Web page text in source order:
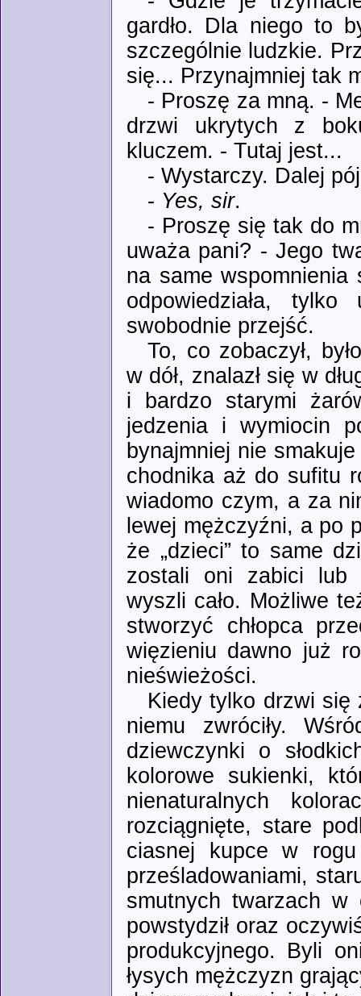
gardło. Dla niego to
szczególnie ludzkie.
się... Przynajmniej tak
- Proszę za mną. -
drzwi ukrytych z
kluczem. - Tutaj jest...
- Wystarczy. Dalej
- Yes, sir.
- Proszę się tak do
uważa pani? - Jego
na same wspomnienia
odpowiedziała,
swobodnie przejść.
To, co zobaczył,
w dół, znalazł się w
i bardzo starymi
jedzenia i wymiocin
bynajmniej nie
chodnika aż do sufitu
wiadomo czym, a za
lewej mężczyźni, a po
że „dzieci” to same
zostali oni zabici lub
wyszli cało. Możliwe
stworzyć chłopca
więzieniu dawno już
nieświeżości.
Kiedy tylko drzwi się
niemu zwróciły.
dziewczynki o
kolorowe sukienki,
nienaturalnych
rozciągnięte, stare
ciasnej kupce w
prześladowaniami,
smutnych twarzach
powstydził oraz
produkcyjnego. Byli
łysych mężczyzn